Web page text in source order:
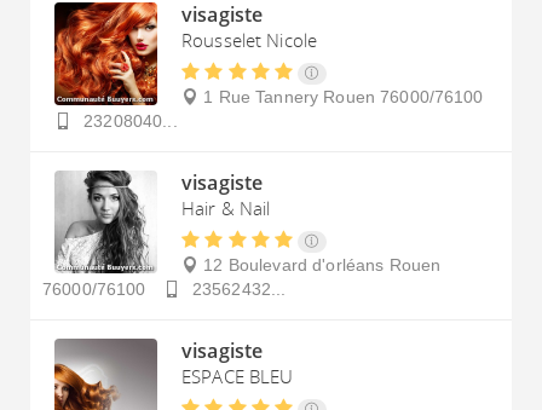
visagiste
Rousselet Nicole
1 Rue Tannery Rouen 76000/76100
23208040...
visagiste
Hair & Nail
12 Boulevard d'orléans Rouen
76000/76100
23562432...
visagiste
ESPACE BLEU